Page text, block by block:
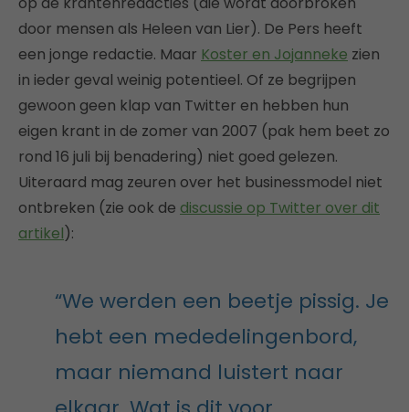
door mensen als Heleen van Lier). De Pers heeft
een jonge redactie. Maar Koster en Jojanneke zien
in ieder geval weinig potentieel. Of ze begrijpen
gewoon geen klap van Twitter en hebben hun
eigen krant in de zomer van 2007 (pak hem beet zo
rond 16 juli bij benadering) niet goed gelezen.
Uiteraard mag zeuren over het businessmodel niet
ontbreken (zie ook de discussie op Twitter over dit
artikel):
“We werden een beetje pissig. Je
hebt een mededelingenbord,
maar niemand luistert naar